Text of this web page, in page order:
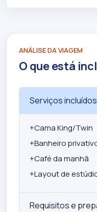
ANÁLISE DA VIAGEM
O que está
Serviços incluídos
+Cama King/Twin
+Banheiro
+Café da manhã
+Layout de
Requisitos e